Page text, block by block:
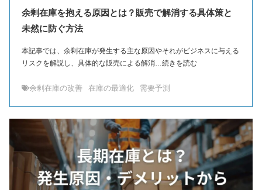
余剰在庫を抱える原因とは？販売で解消する具体策と
未然に防ぐ方法
本記事では、余剰在庫が発生する主な原因やそれがビジネスに与える
リスクを解説し、具体的な販売による解消…続きを読む
余剰在庫の改善 在庫の最適化 需要予測